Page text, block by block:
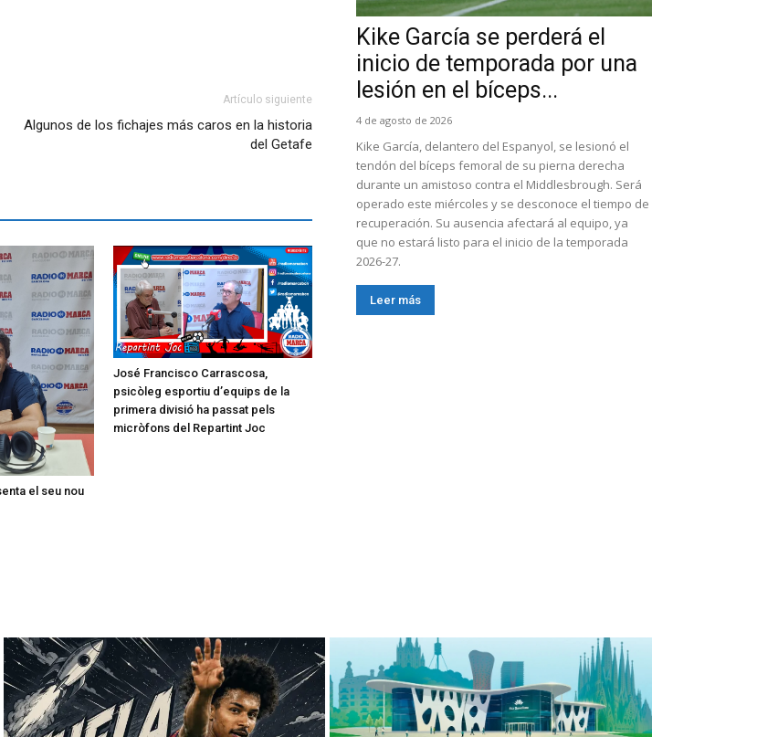
Artículo siguiente
Algunos de los fichajes más caros en la historia
del Getafe
el seu nou
José Francisco Carrascosa,
psicòleg esportiu d’equips de la
primera divisió ha passat pels
micròfons del Repartint Joc
Kike García se perderá el
inicio de temporada por una
lesión en el bíceps...
4 de agosto de 2026
Kike García, delantero del Espanyol, se lesionó el
tendón del bíceps femoral de su pierna derecha
durante un amistoso contra el Middlesbrough. Será
operado este miércoles y se desconoce el tiempo de
recuperación. Su ausencia afectará al equipo, ya
que no estará listo para el inicio de la temporada
2026-27.
Leer más